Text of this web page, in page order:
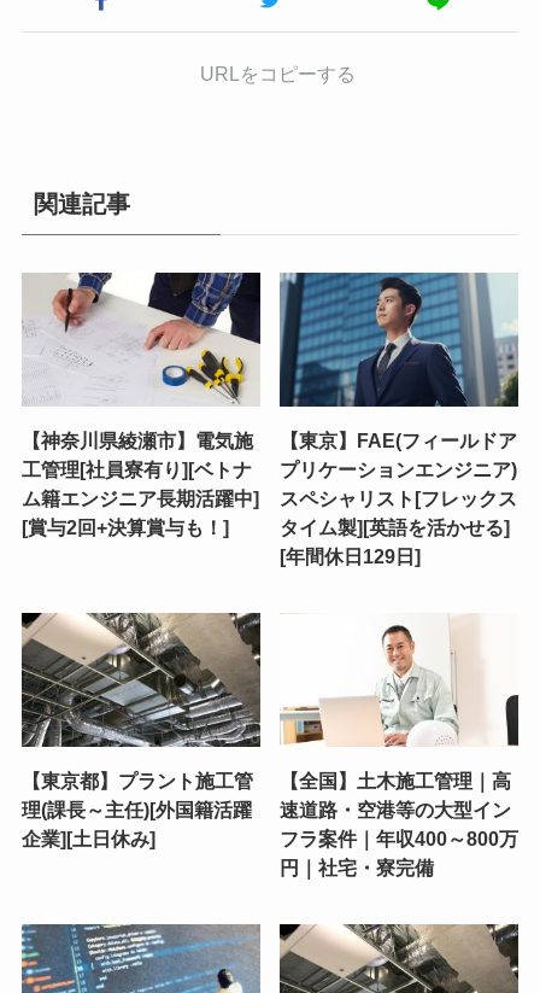
URLをコピーする
関連記事
【神奈川県綾瀬市】電気施
工管理[社員寮有り][ベトナ
ム籍エンジニア長期活躍中]
[賞与2回+決算賞与も！]
【東京】FAE(フィールドア
プリケーションエンジニア)
スペシャリスト[フレックス
タイム製][英語を活かせる]
[年間休日129日]
【東京都】プラント施工管
理(課長～主任)[外国籍活躍
企業][土日休み]
【全国】土木施工管理｜高
速道路・空港等の大型イン
フラ案件｜年収400～800万
円｜社宅・寮完備